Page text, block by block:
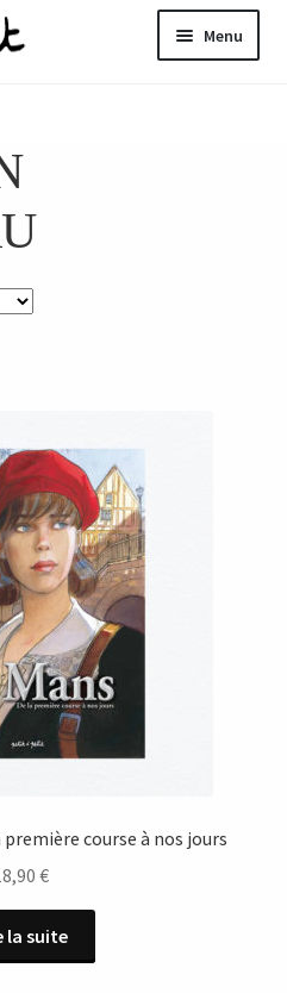
Menu
première course à nos jours
€
la suite